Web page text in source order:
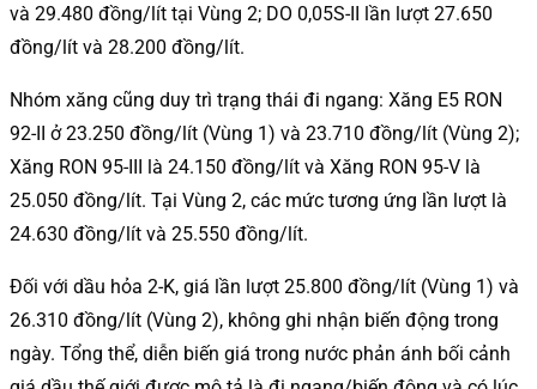
và 29.480 đồng/lít tại Vùng 2; DO 0,05S-II lần lượt 27.650
đồng/lít và 28.200 đồng/lít.
Nhóm xăng cũng duy trì trạng thái đi ngang: Xăng E5 RON
92-II ở 23.250 đồng/lít (Vùng 1) và 23.710 đồng/lít (Vùng 2);
Xăng RON 95-III là 24.150 đồng/lít và Xăng RON 95-V là
25.050 đồng/lít. Tại Vùng 2, các mức tương ứng lần lượt là
24.630 đồng/lít và 25.550 đồng/lít.
Đối với dầu hỏa 2-K, giá lần lượt 25.800 đồng/lít (Vùng 1) và
26.310 đồng/lít (Vùng 2), không ghi nhận biến động trong
ngày. Tổng thể, diễn biến giá trong nước phản ánh bối cảnh